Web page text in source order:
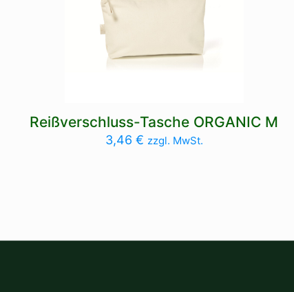
Reißverschluss-Tasche ORGANIC M
3,46 € zzgl. MwSt.